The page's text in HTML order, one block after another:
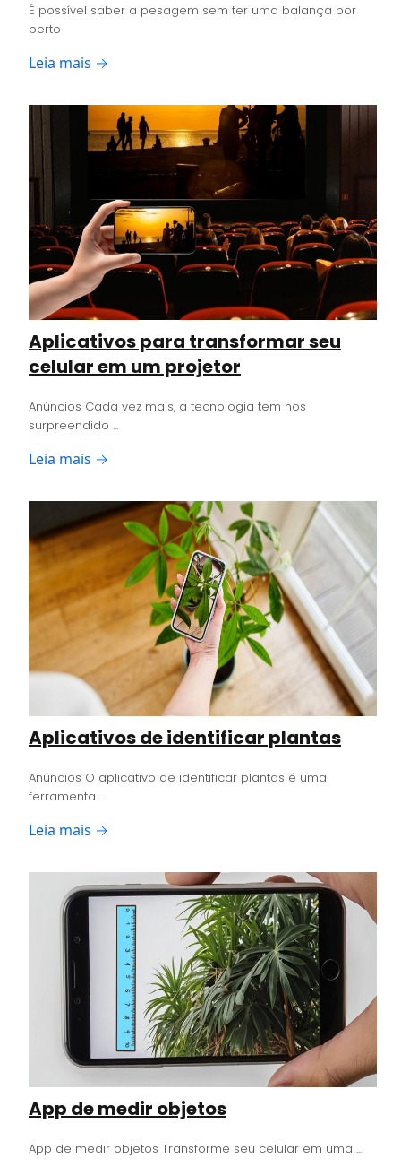
É possível saber a pesagem sem ter uma balança por
perto
Leia mais →
Aplicativos para transformar seu
celular em um projetor
Anúncios Cada vez mais, a tecnologia tem nos
surpreendido ...
Leia mais →
Aplicativos de identificar plantas
Anúncios O aplicativo de identificar plantas é uma
ferramenta ...
Leia mais →
App de medir objetos
App de medir objetos Transforme seu celular em uma ...